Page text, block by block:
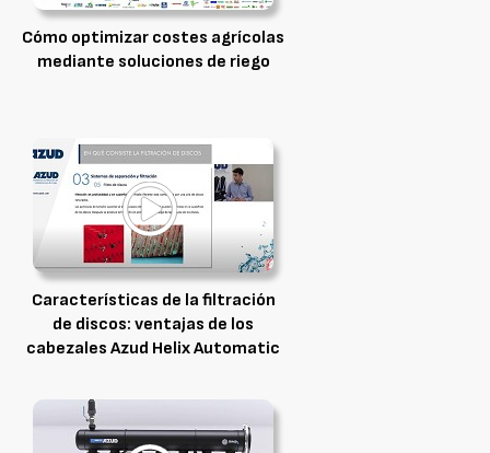
Cómo optimizar costes agrícolas
mediante soluciones de riego
Características de la filtración
de discos: ventajas de los
cabezales Azud Helix Automatic